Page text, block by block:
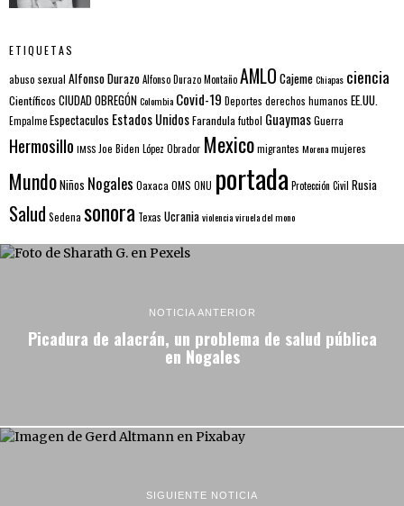
ETIQUETAS
abuso sexual Alfonso DurazoAlfonso Durazo MontañoAMLO CajemeChiapas ciencia
Científicos CIUDAD OBREGÓNColombia Covid-19 Deportes derechos humanos EE.UU.
EmpalmeEspectaculos Estados UnidosFarandulafutbol GuaymasGuerra
Hermosillo IMSSJoe Biden López Obrador Mexicomigrantes Morenamujeres
MundoNiños Nogales Oaxaca OMS ONU portada Protección Civil Rusia
Salud Sedena sonora Texas Ucraniaviolenciaviruela del mono
NOTICIA ANTERIOR
Picadura de alacrán, un problema de salud pública
en Nogales
SIGUIENTE NOTICIA